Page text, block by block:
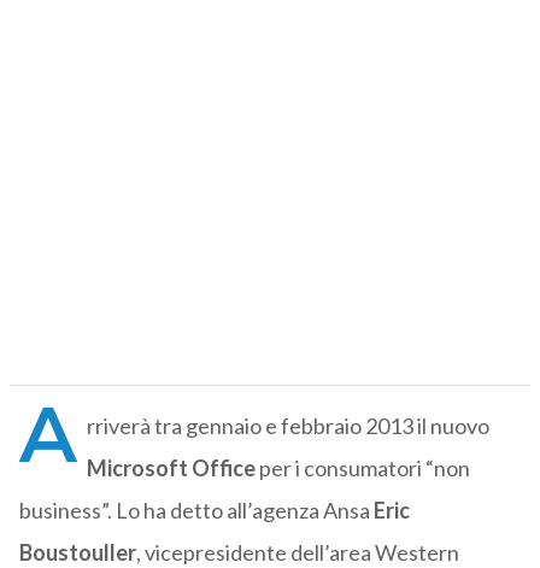
A rriverà tra gennaio e febbraio 2013 il nuovo
Microsoft Officeper i consumatori “non
business”. Lo ha detto all’agenza Ansa Eric
Boustouller, vicepresidente dell’area Western